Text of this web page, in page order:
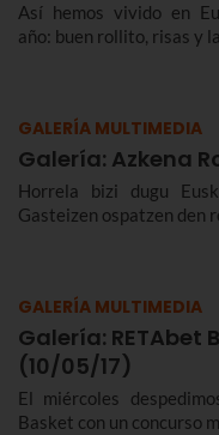
Así hemos vivido en
año: buen rollito, risas y
GALERÍA MULTIMEDIA
Galería: Azkena
Horrela bizi dugu
Gasteizen ospatzen den
GALERÍA MULTIMEDIA
Galería: RETAbet
(10/05/17)
El miércoles
Basket con un concurso